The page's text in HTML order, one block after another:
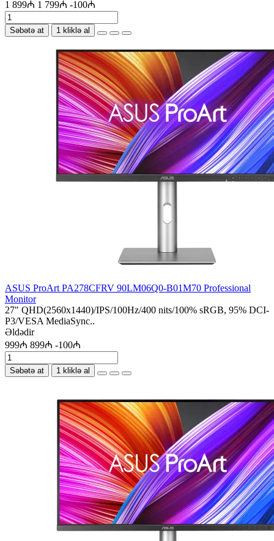
1 899₼ 1 799₼ -100₼
Səbətə at 1 kliklə al
ASUS ProArt PA278CFRV 90LM06Q0-B01M70 Professional
Monitor
27" QHD(2560x1440)/IPS/100Hz/400 nits/100% sRGB, 95% DCI-
P3/VESA MediaSync..
Əldədir
999₼ 899₼ -100₼
Səbətə at 1 kliklə al